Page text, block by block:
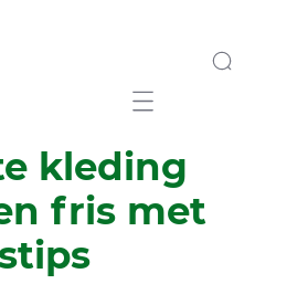
Mobile navigation
kleding
fris met